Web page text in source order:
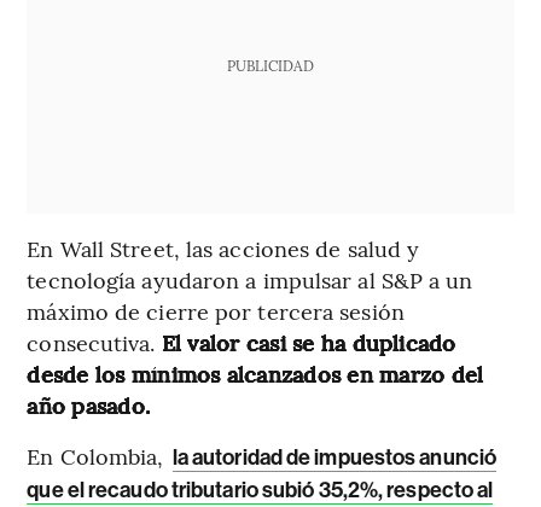
PUBLICIDAD
En Wall Street, las acciones de salud y
tecnología ayudaron a impulsar al S&P a un
máximo de cierre por tercera sesión
consecutiva. El valor casi se ha duplicado
desde los mínimos alcanzados en marzo del
año pasado.
En Colombia, la autoridad de impuestos anunció
que el recaudo tributario subió 35,2%, respecto al